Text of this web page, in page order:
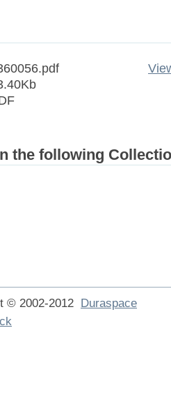
the following
© 2002-2012 Duraspace